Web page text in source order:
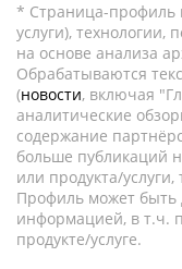
* Страница-профиль
услуги), технологии,
на основе анализа
Обрабатываются
(новости, включая
аналитические
содержание
больше публикаций
или продукта/
Профиль может быть
информацией, в т.ч.
продукте/услуге.